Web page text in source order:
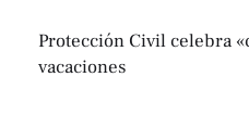
Protección Civil celebra
vacaciones